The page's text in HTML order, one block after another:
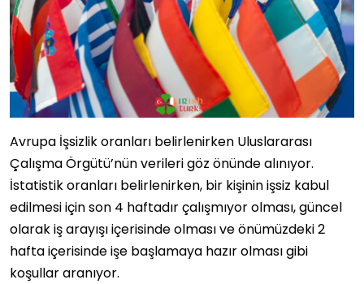
Avrupa İşsizlik oranları belirlenirken Uluslararası
Çalışma Örgütü’nün verileri göz önünde alınıyor.
İstatistik oranları belirlenirken, bir kişinin işsiz kabul
edilmesi için son 4 haftadır çalışmıyor olması, güncel
olarak iş arayışı içerisinde olması ve önümüzdeki 2
hafta içerisinde işe başlamaya hazır olması gibi
koşullar aranıyor.